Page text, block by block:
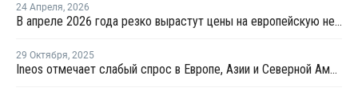
24 Апреля, 2026
В апреле 2026 года резко вырастут цены на европейскую нефтехимическую продукцию
29 Октября, 2025
Ineos отмечает слабый спрос в Европе, Азии и Северной Америке в третьем квартале